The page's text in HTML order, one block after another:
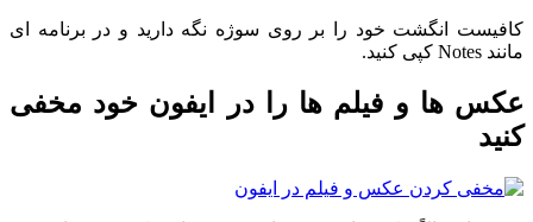
کافیست انگشت خود را بر روی سوژه نگه دارید و در برنامه ای
مانند Notes کپی کنید.
عکس ها و فیلم ها را در ایفون خود مخفی
کنید